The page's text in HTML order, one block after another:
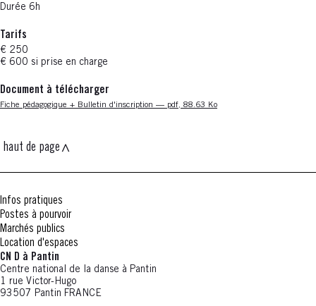
Durée 6h
Tarifs
€ 250
€ 600 si prise en charge
Document à télécharger
Nouvelle fenêtre
Fiche pédagogique + Bulletin d'inscription — pdf, 88.63 Ko
haut de page
Infos pratiques
Postes à pourvoir
Marchés publics
Location d'espaces
CN D à Pantin
Centre national de la danse à Pantin
1 rue Victor-Hugo
93507 Pantin FRANCE